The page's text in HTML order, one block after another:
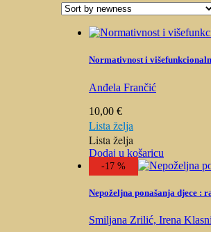
Normativnost i
Anđela Frančić
10,00 €
Lista želja
Lista želja
Dodaj u košaricu
-17 %
Nepoželjna ponašanja djece :
Smiljana Zrilić, Irena